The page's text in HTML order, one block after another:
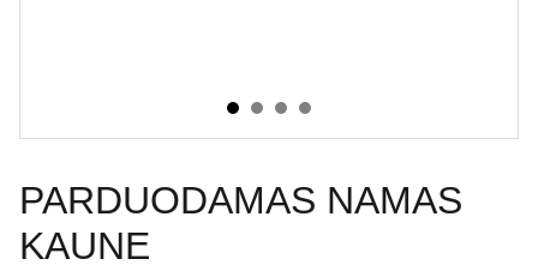
PARDUODAMAS NAMAS
KAUNE